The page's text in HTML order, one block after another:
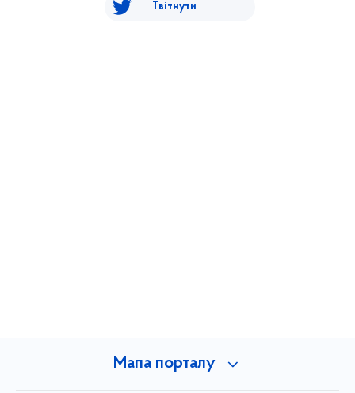
Твітнути
Мапа порталу